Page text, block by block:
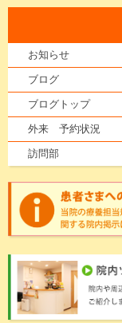
お知らせ
ブログ
ブログトップ
外来 予約状況
訪問部